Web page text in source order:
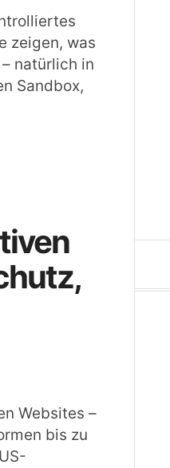
zeigen, was
natürlich in
Sandbox,
Websites –
bis zu